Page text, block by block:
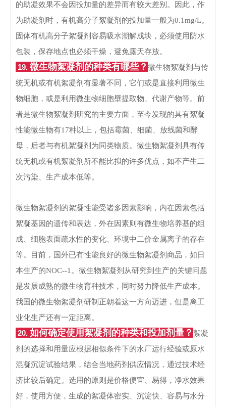
的助凝效果不会因投加量的差异而有较大差别。因此，作
为助凝剂时，有机高分子絮凝剂的投加量一般为0.1mg/L。
固体有机高分子絮凝剂容易吸水潮解成块，必须使用防水
包装，保存地点也必须干燥，避免露天存放。
19. 微生物絮凝剂的种类有哪些？ 微生物絮凝剂与传
统无机或有机絮凝剂有显著不同，它们或是直接利用微生
物细胞，或是利用微生物细胞壁提取物、代谢产物等。 前
者是微生物絮凝剂研究的主要方面，至今发现的具有絮凝
性能微生物有17种以上，包括霉菌、细菌、放线菌和酵
母，后者与有机絮凝剂为同类物质。 微生物絮凝剂具有传
统无机或有机絮凝剂所不能比拟的许多优点，如不产生二
次污染、生产成本低等。
微生物絮凝剂的絮凝性能受诸多因素影响，内在因素包括
絮凝基因的遗传和表达，外在因素则有微生物培养基的组
成、细胞表面疏水性的变化、环境中二价金属离子的存在
等。目前，国外已有性能良好的微生物絮凝剂商品，如日
本生产的NOC--1。微生物絮凝剂从研究到生产的关键问题
是发展成熟的微生物育种技术，同时努力降低生产成本。
我国的微生物絮凝剂研制正朝着这一方向迈进，但是离工
业化生产还有一定距离。
20. 如何确定使用絮凝剂的种类和投加剂量？ 絮凝
剂的选择和用量应根据相似条件下的水厂运行经验或原水
混凝沉淀试验结果，结合当地药剂供应情况，通过技术经
济比较后确定。 选用的原则是价格便宜、易得，净水效果
好，使用方便，生成的絮凝体密实、沉淀快、容易与水分